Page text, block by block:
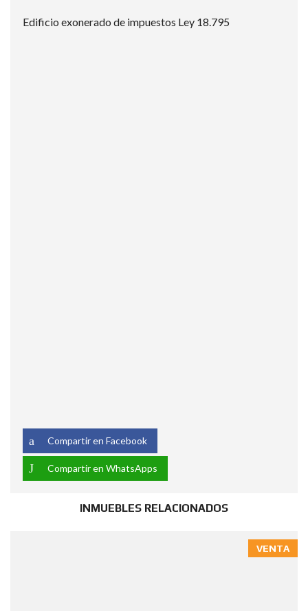
Edificio exonerado de impuestos Ley 18.795
Compartir en Facebook
Compartir en WhatsApps
INMUEBLES RELACIONADOS
VENTA